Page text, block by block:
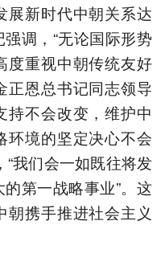
展新时代中朝关系达
调，“无论国际形势
度重视中朝传统友好
正恩总书记同志领导
持不会改变，维护中
环境的坚定决心不会
“我们会一如既往将发
第一战略事业”。这
朝携手推进社会主义